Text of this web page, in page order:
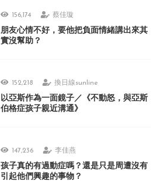
156,174 蔡佳璇
朋友心情不好，要他把負面情緒講出來其
實沒幫助？
152,218 換日線sunline
以亞斯作為一面鏡子／《不動怒，與亞斯
伯格症孩子親近溝通》
147,236 李佳燕
孩子真的有過動症嗎？還是只是周遭沒有
引起他們興趣的事物？